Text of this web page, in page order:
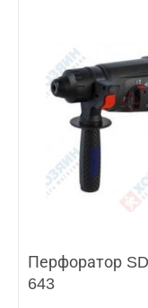
Перфоратор
643